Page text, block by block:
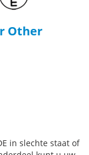
Other
in slechte staat of